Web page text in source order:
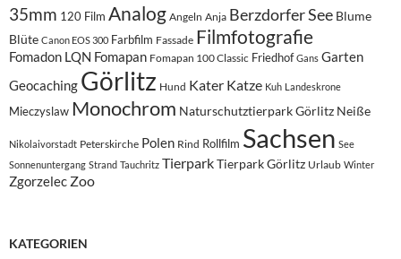
35mm 120 Film Analog Angeln Anja Berzdorfer See Blume
Blüte Canon EOS 300 Farbfilm Fassade Filmfotografie
Fomadon LQN Fomapan Fomapan 100 Classic Friedhof Gans Garten
Geocaching Görlitz Hund Kater Katze Kuh Landeskrone
Mieczyslaw Monochrom Naturschutztierpark Görlitz Neiße
Nikolaivorstadt Peterskirche Polen Rind Rollfilm Sachsen See
Sonnenuntergang Strand Tauchritz TierparkTierpark Görlitz Urlaub Winter
Zgorzelec Zoo
KATEGORIEN